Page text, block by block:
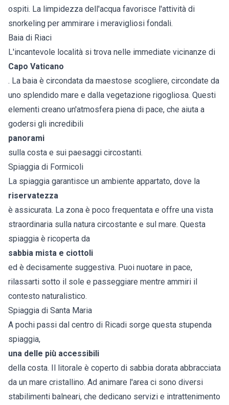
ospiti. La limpidezza dell'acqua favorisce l'attività di
snorkeling per ammirare i meravigliosi fondali.
Baia di Riaci
L'incantevole località si trova nelle immediate vicinanze di
Capo Vaticano
. La baia è circondata da maestose scogliere, circondate da
uno splendido mare e dalla vegetazione rigogliosa. Questi
elementi creano un'atmosfera piena di pace, che aiuta a
godersi gli incredibili
panorami
sulla costa e sui paesaggi circostanti.
Spiaggia di Formicoli
La spiaggia garantisce un ambiente appartato, dove la
riservatezza
è assicurata. La zona è poco frequentata e offre una vista
straordinaria sulla natura circostante e sul mare. Questa
spiaggia è ricoperta da
sabbia mista e ciottoli
ed è decisamente suggestiva. Puoi nuotare in pace,
rilassarti sotto il sole e passeggiare mentre ammiri il
contesto naturalistico.
Spiaggia di Santa Maria
A pochi passi dal centro di Ricadi sorge questa stupenda
spiaggia,
una delle più accessibili
della costa. Il litorale è coperto di sabbia dorata abbracciata
da un mare cristallino. Ad animare l'area ci sono diversi
stabilimenti balneari, che dedicano servizi e intrattenimento